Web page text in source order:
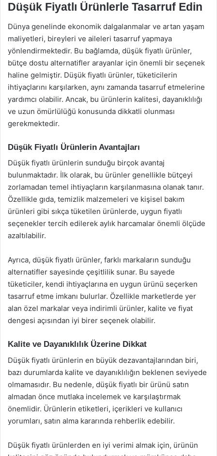
Düşük Fiyatlı Ürünlerle Tasarruf Edin
Dünya genelinde ekonomik dalgalanmalar ve artan yaşam
maliyetleri, bireyleri ve aileleri tasarruf yapmaya
yönlendirmektedir. Bu bağlamda, düşük fiyatlı ürünler,
bütçe dostu alternatifler arayanlar için önemli bir seçenek
haline gelmiştir. Düşük fiyatlı ürünler, tüketicilerin
ihtiyaçlarını karşılarken, aynı zamanda tasarruf etmelerine
yardımcı olabilir. Ancak, bu ürünlerin kalitesi, dayanıklılığı
ve uzun ömürlülüğü konusunda dikkatli olunması
gerekmektedir.
Düşük Fiyatlı Ürünlerin Avantajları
Düşük fiyatlı ürünlerin sunduğu birçok avantaj
bulunmaktadır. İlk olarak, bu ürünler genellikle bütçeyi
zorlamadan temel ihtiyaçların karşılanmasına olanak tanır.
Özellikle gıda, temizlik malzemeleri ve kişisel bakım
ürünleri gibi sıkça tüketilen ürünlerde, uygun fiyatlı
seçenekler tercih edilerek aylık harcamalar önemli ölçüde
azaltılabilir.
Ayrıca, düşük fiyatlı ürünler, farklı markaların sunduğu
alternatifler sayesinde çeşitlilik sunar. Bu sayede
tüketiciler, kendi ihtiyaçlarına en uygun ürünü seçerken
tasarruf etme imkanı bulurlar. Özellikle marketlerde yer
alan özel markalar veya indirimli ürünler, kalite ve fiyat
dengesi açısından iyi birer seçenek olabilir.
Kalite ve Dayanıklılık Üzerine Dikkat
Düşük fiyatlı ürünlerin en büyük dezavantajlarından biri,
bazı durumlarda kalite ve dayanıklılığın beklenen seviyede
olmamasıdır. Bu nedenle, düşük fiyatlı bir ürünü satın
almadan önce mutlaka incelemek ve karşılaştırmak
önemlidir. Ürünlerin etiketleri, içerikleri ve kullanıcı
yorumları, satın alma kararında rehberlik edebilir.
Düşük fiyatlı ürünlerden en iyi verimi almak için, ürünün